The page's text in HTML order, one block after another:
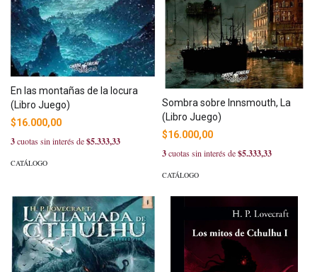
En las montañas de la locura
(Libro Juego)
$16.000,00
3cuotas sin interés de$5.333,33
CATÁLOGO
Sombra sobre Innsmouth, La
(Libro Juego)
$16.000,00
3cuotas sin interés de$5.333,33
CATÁLOGO